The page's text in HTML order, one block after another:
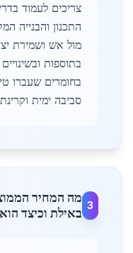
צריכים לעמוד
התכנון והבנייה
מול אש ושמירת
בתוספות
בחומרים שעברו
סביבה ימית
3
מה המחיר
באילת וכיצד